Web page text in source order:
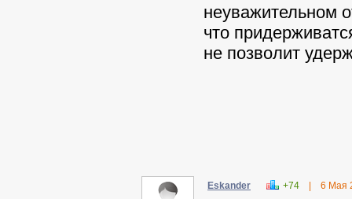
неуважительном
что
не позволит
Eskander +74 6 Мая